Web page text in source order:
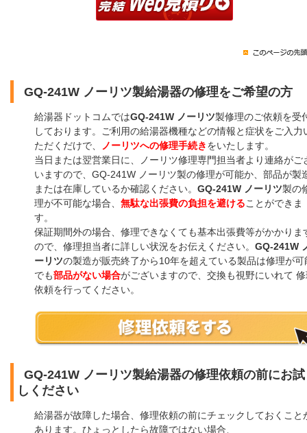
GQ-241W ノーリツ製給湯器の修理をご希望の方
給湯器ドットコムではGQ-241W ノーリツ製修理のご依頼を受
しております。ご利用の給湯器機種などの情報と症状をご入力
ただくだけで、
ノーリツへの修理手続きをいたします。
当日または翌営業日に、ノーリツ修理専門担当者より連絡がご
いますので、GQ-241W ノーリツ製の修理が可能か、部品が製
または在庫しているか確認ください。 GQ-241W ノーリツ製の
理が不可能な場合、 無駄な出張費の負担を避けることができま
す。
保証期間外の場合、修理できなくても基本出張費等がかかりま
ので、修理担当者に詳しい状況をお伝えください。 GQ-241W
ーリツの製造が販売終了から10年を超えている製品は修理が可
でも部品がない場合がございますので、交換も視野にいれて
依頼を行ってください。
GQ-241W ノーリツ製給湯器の修理依頼の前にお試
しください
給湯器が故障した場合、修理依頼の前にチェックしておくこと
あります。ひょっとしたら故障ではない場合、